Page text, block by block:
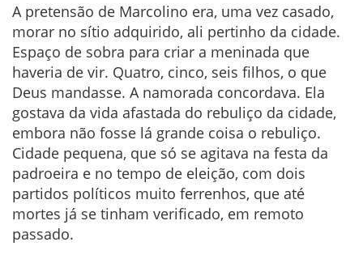
A pretensão de Marcolino era, uma vez casado,
morar no sítio adquirido, ali pertinho da cidade.
Espaço de sobra para criar a meninada que
haveria de vir. Quatro, cinco, seis filhos, o que
Deus mandasse. A namorada concordava. Ela
gostava da vida afastada do rebuliço da cidade,
embora não fosse lá grande coisa o rebuliço.
Cidade pequena, que só se agitava na festa da
padroeira e no tempo de eleição, com dois
partidos políticos muito ferrenhos, que até
mortes já se tinham verificado, em remoto
passado.